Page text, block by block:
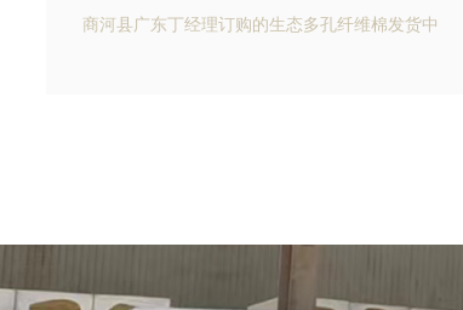
商河县银通碳纤雨水收集模块可以用于商业建筑和